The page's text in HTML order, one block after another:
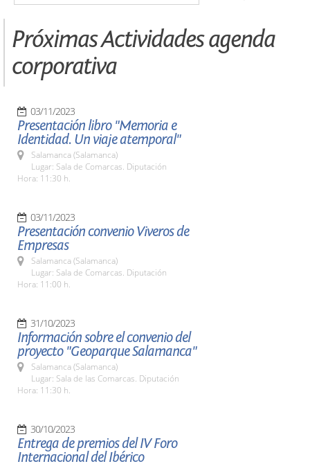
Próximas Actividades agenda
corporativa
03/11/2023
Presentación libro "Memoria e
Identidad. Un viaje atemporal"
Salamanca (Salamanca)
Lugar: Sala de Comarcas. Diputación
Hora: 11:30 h.
03/11/2023
Presentación convenio Viveros de
Empresas
Salamanca (Salamanca)
Lugar: Sala de Comarcas. Diputación
Hora: 11:00 h.
31/10/2023
Información sobre el convenio del
proyecto "Geoparque Salamanca"
Salamanca (Salamanca)
Lugar: Sala de las Comarcas. Diputación
Hora: 11:30 h.
30/10/2023
Entrega de premios del IV Foro
Internacional del Ibérico